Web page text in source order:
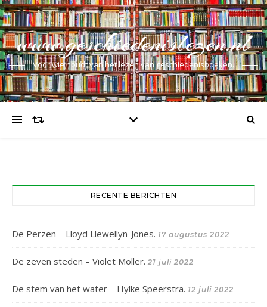
www.geschiedenislezen.nl
Voor wie houdt van het lezen van geschiedenisboeken.
RECENTE BERICHTEN
De Perzen – Lloyd Llewellyn-Jones. 17 augustus 2022
De zeven steden – Violet Moller. 21 juli 2022
De stem van het water – Hylke Speerstra. 12 juli 2022